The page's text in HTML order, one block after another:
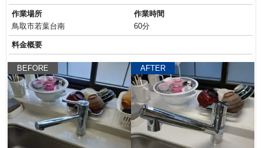
作業場所
鳥取市若葉台南
作業時間
60分
料金概要
BEFORE AFTER